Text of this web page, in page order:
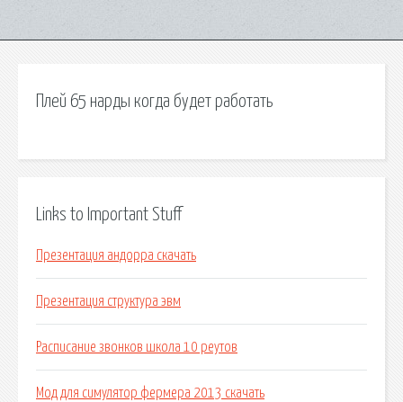
Плей 65 нарды когда будет работать
Links to Important Stuff
Презентация андорра скачать
Презентация структура эвм
Расписание звонков школа 10 реутов
Мод для симулятор фермера 2013 скачать